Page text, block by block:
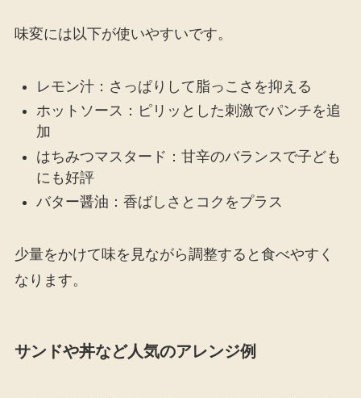
味変には以下が使いやすいです。
レモン汁：さっぱりして脂っこさを抑える
ホットソース：ピリッとした刺激でパンチを追
加
はちみつマスタード：甘辛のバランスで子ども
にも好評
バター醤油：香ばしさとコクをプラス
少量をかけて味を見ながら調整すると食べやすく
なります。
サンドや丼など人気のアレンジ例